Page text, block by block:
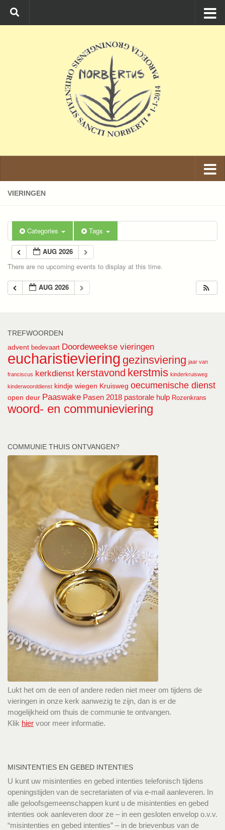
Ga naar de inhoud
VIERINGEN
Categories Tags
AUG 2026
There are no upcoming events to display at this time.
AUG 2026
TREFWOORDEN
advent bedevaart Doordeweekse vieringen
eucharistieviering gezinsviering jaar van
franciscus kerkdienst kerstavond kerstmis kinderkruisweg
kinderwoorddienst kindje wiegen Kruisweg oecumenische dienst
open deur Paaswake Pasen 2018 pastorale hulp Rozenkrans
woord- en communieviering
COMMUNIE THUIS ONTVANGEN?
Lukt het om de een of andere reden niet meer om tijdens de
vieringen in onze kerk aanwezig te zijn, dan is er de
mogelijkheid om thuis de communie te ontvangen.
Klik hier voor meer informatie.
MISINTENTIES EN GEBED INTENTIES
U kunt uw misintenties en gebed intenties telefonisch tijdens
openingstijden van de secretariaten of via e-mail aanleveren. In
alle geloofsgemeenschappen kunt u de misintenties en gebed
intenties ook aanleveren door ze – in een gesloten envelop o.v.v.
“misintenties en gebed intenties” – in de brievenbus van de